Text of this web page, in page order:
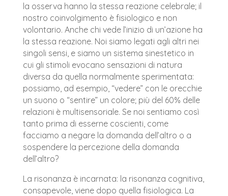
la osserva hanno la stessa reazione celebrale; il
nostro coinvolgimento è fisiologico e non
volontario. Anche chi vede l’inizio di un’azione ha
la stessa reazione. Noi siamo legati agli altri nei
singoli sensi, e siamo un sistema sinestetico in
cui gli stimoli evocano sensazioni di natura
diversa da quella normalmente sperimentata:
possiamo, ad esempio, “vedere” con le orecchie
un suono o “sentire” un colore; più del 60% delle
relazioni è multisensoriale. Se noi sentiamo così
tanto prima di esserne coscienti, come
facciamo a negare la domanda dell’altro o a
sospendere la percezione della domanda
dell’altro?
La risonanza è incarnata: la risonanza cognitiva,
consapevole, viene dopo quella fisiologica. La